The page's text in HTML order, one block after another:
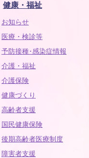
健康・福祉
お知らせ
医療・検診等
予防接種･感染症情報
介護・福祉
介護保険
健康づくり
高齢者支援
国民健康保険
後期高齢者医療制度
障害者支援